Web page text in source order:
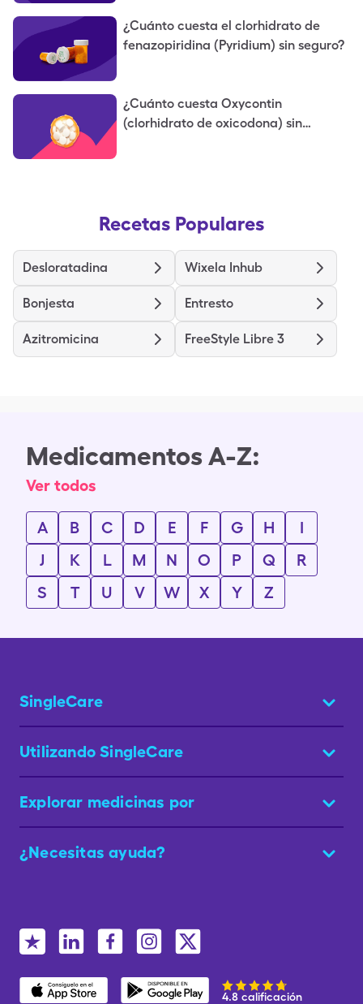
¿Cuánto cuesta el clorhidrato de
fenazopiridina (Pyridium) sin seguro?
¿Cuánto cuesta Oxycontin
(clorhidrato de oxicodona) sin
Recetas Populares
Desloratadina Wixela Inhub
Bonjesta Entresto
Azitromicina FreeStyle Libre 3
Medicamentos A-Z:
Ver todos
A B C D E F G H
I
J
K L M N O P Q
R
S
T U V W X Y Z
SingleCare
Utilizando SingleCare
Explorar medicinas por
¿Necesitas ayuda?
4.8 calificación